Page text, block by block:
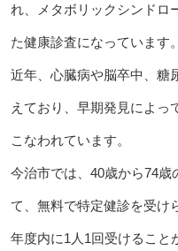
れ、メタボリックシンドロ
た健康診査になっています。
近年、心臓病や脳卒中、糖
えており、早期発見によっ
こなわれています。
今治市では、40歳から74歳
て、無料で特定健診を受け
年度内に1人1回受けること